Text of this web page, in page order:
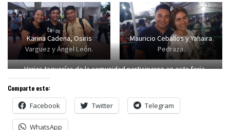
Karina Cadena, Osiris
Varguez y Ángel León.
Mauricio Ceballos y Yahaira
Pedraza.
Varias taquerías de la comunidad participaron en esta feria.
Comparte esto:
Facebook Twitter Telegram
WhatsApp